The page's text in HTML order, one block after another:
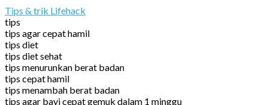
Tips & trik Lifehack
tips
tips agar cepat hamil
tips diet
tips diet sehat
tips menurunkan berat badan
tips cepat hamil
tips menambah berat badan
tips agar bayi cepat gemuk dalam 1 minggu